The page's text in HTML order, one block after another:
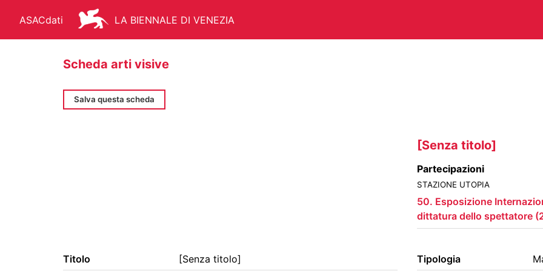
ASACdati LA BIENNALE DI VENEZIA
ARCHIVIO STORICO - ASAC
ALTRE ATTIVITÀ
CINETECA
RACCOLTA DOCUMENTARIA
Scheda arti visive
Salva questa scheda
[Senza titolo]
Partecipazioni
STAZIONE UTOPIA
50. Esposizione
dittatura dello spettatore (
Titolo
[Senza titolo]
Tipologia